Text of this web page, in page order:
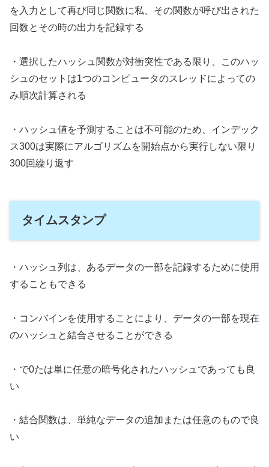
を入力として再び同じ関数に私、その関数が呼び出された
回数とその時の出力を記録する
・選択したハッシュ関数が対衝突性である限り、このハッ
シュのセットは1つのコンピュータのスレッドによっての
み順次計算される
・ハッシュ値を予測することは不可能のため、インデック
ス300は実際にアルゴリズムを開始点から実行しない限り
300回繰り返す
タイムスタンプ
・ハッシュ列は、あるデータの一部を記録するために使用
することもできる
・コンバインを使用することにより、データの一部を現在
のハッシュと結合させることができる
・で0たは単に任意の暗号化されたハッシュであっても良
い
・結合関数は、単純なデータの追加または任意のもので良
い